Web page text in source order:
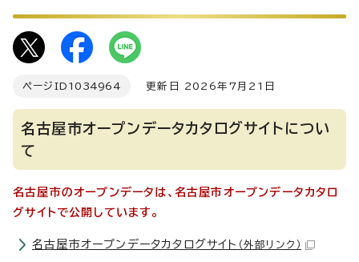
ページID 1034964 更新日 2026年7月21日
名古屋市オープンデータカタログサイトについ
て
名古屋市のオープンデータは、名古屋市オープンデータカタロ
グサイトで公開しています。
名古屋市オープンデータカタログサイト （外部リンク）